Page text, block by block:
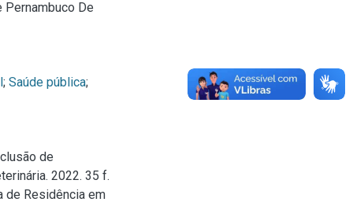
Pernambuco De
; Saúde pública;
de
2022. 35 f.
de Residência em